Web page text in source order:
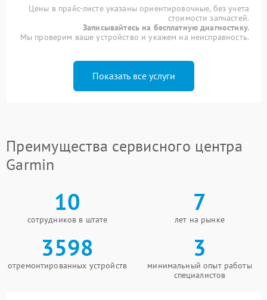
Цены в прайс-листе указаны ориентировочные, без учета
стоимости запчастей.
Записывайтесь на бесплатную диагностику.
Мы проверим ваше устройство и укажем на неисправность.
Показать все услуги
Преимущества сервисного центра
Garmin
10
сотрудников в штате
7
лет на рынке
3598
отремонтированных устройств
3
минимальный опыт работы
специалистов